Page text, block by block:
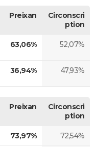
Preixan
Circonscri
ption
63,06% 52,07%
36,94% 47,93%
Preixan
Circonscri
ption
73,97% 72,54%